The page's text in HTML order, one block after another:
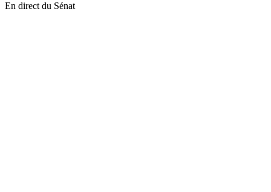
En direct du Sénat